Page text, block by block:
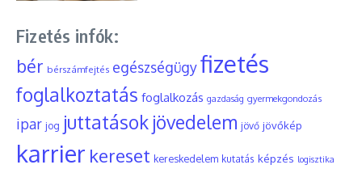
Fizetés infók:
bér bérszámfejtés egészségügyfizetés
foglalkoztatás foglalkozás gazdaság gyermekgondozás
ipar jog juttatások jövedelem jövő jövőkép
karrier kereset kereskedelem kutatás képzés logisztika